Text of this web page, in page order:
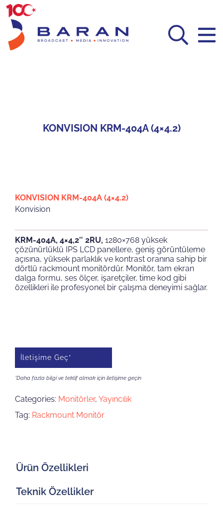
Skip
content
KONVISION KRM-404A (4×4.2)
KONVISION KRM-404A (4×4.2)
Konvision
KRM-404A, 4×4,2″ 2RU, 1280×768 yüksek
çözünürlüklü IPS LCD panellere, geniş görüntüleme
açısına, yüksek parlaklık ve kontrast oranına sahip bir
dörtlü rackmount monitördür. Monitör, tam ekran
dalga formu, ses ölçer, işaretçiler, time kod gibi
özellikleri ile profesyonel bir çalışma deneyimi sağlar.
İletişime Geç*
*Daha fazla bilgi ve teklif almak için iletişime geçin
Categories: Monitörler, Yayıncılık
Tag: Rackmount Monitör
Ürün Özellikleri
Teknik Özellikler